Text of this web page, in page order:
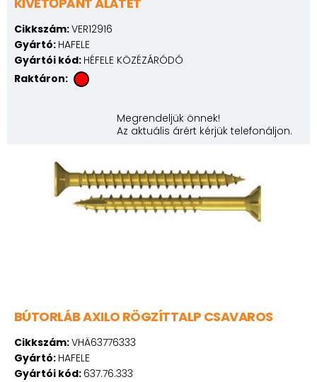
Cikkszám:VER12916
Gyártó: HAFELE
Gyártói kód: HÉFELE KÖZÉZÁRÓDÓ
Raktáron:
Megrendeljük önnek!
Az aktuális árért kérjük telefonáljon.
BÚTORLÁB AXILO RÖGZÍTTALP CSAVAROS
Cikkszám:VHÄ63776333
Gyártó: HAFELE
Gyártói kód: 637.76.333